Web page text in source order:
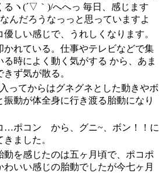
るヽ(´▽｀)/へへっ 毎日、感じます
んだろうなっっと思っていますよ
優しい感じで、うれしくなります。
かれている。仕事やテレビなどで集
る時によく動く気がする から、あま
きず気が散る。
ってからはグネグネとした動きやボ
振動が体全身に行き渡る胎動になり
…ポコン から、グニ~、ボン！！に
ました。
動を感じたのは五ヶ月頃で、ポコポ
わいい感じの胎動でしたが今七ヶ月